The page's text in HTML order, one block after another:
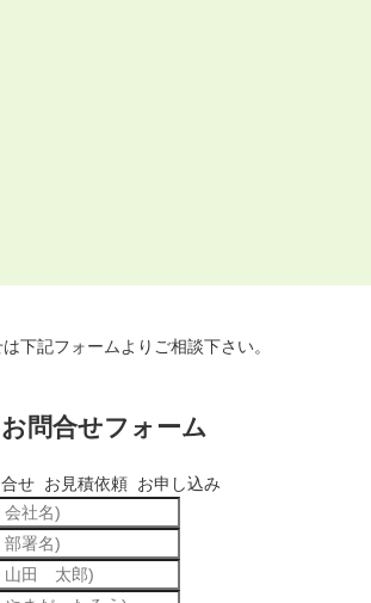
下記フォームよりご相談下さい。
お問合せフォーム
せ お見積依頼 お申し込み